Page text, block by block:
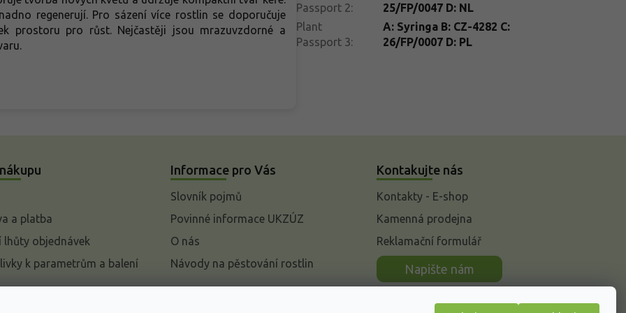
regenerují. Pro sázení více rostlin se doporučuje
prostoru pro růst. Nejčastěji jsou mrazuvzdorné a
Passport 2:
25/FP/0047 D: NL
Plant
Passport 3:
A: Syringa B: CZ-4282 C:
26/FP/0007 D: PL
a platba
lhůty objednávek
k parametrům a balení
Informace pro Vás
Slovník pojmů
Povinné informace UKZÚZ
O nás
Návody na pěstování rostlin
Kontakujte nás
Kontakty - E-shop
Kamenná prodejna
Reklamační formulář
Napište nám